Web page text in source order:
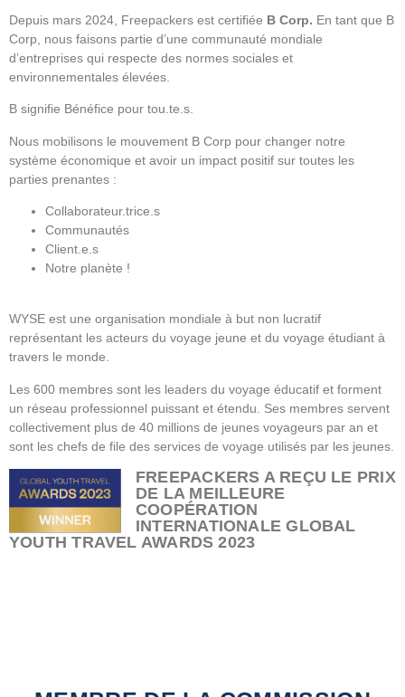
Depuis mars 2024, Freepackers est certifiée B Corp. En tant que B
Corp, nous faisons partie d’une communauté mondiale
d’entreprises qui respecte des normes sociales et
environnementales élevées.
B signifie Bénéfice pour tou.te.s.
Nous mobilisons le mouvement B Corp pour changer notre
système économique et avoir un impact positif sur toutes les
parties prenantes :
Collaborateur.trice.s
Communautés
Client.e.s
Notre planète !
WYSE est une organisation mondiale à but non lucratif
représentant les acteurs du voyage jeune et du voyage étudiant à
travers le monde.
Les 600 membres sont les leaders du voyage éducatif et forment
un réseau professionnel puissant et étendu. Ses membres servent
collectivement plus de 40 millions de jeunes voyageurs par an et
sont les chefs de file des services de voyage utilisés par les jeunes.
FREEPACKERS A REÇU LE PRIX
DE LA MEILLEURE
COOPÉRATION
INTERNATIONALE GLOBAL
YOUTH TRAVEL AWARDS 2023